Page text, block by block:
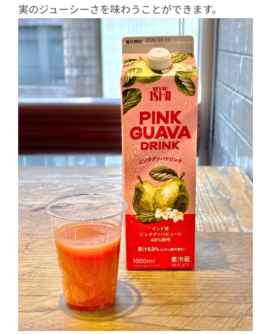
実のジューシーさを味わうことができます。